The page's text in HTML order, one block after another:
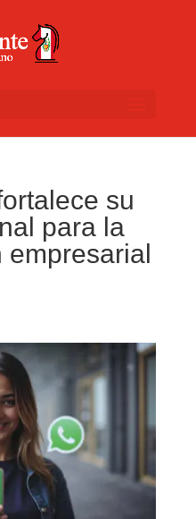
su
para la
empresarial